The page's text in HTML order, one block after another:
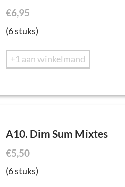
€6,95
(6 stuks)
+1 aan winkelmand
A10. Dim Sum Mixtes
€5,50
(6 stuks)